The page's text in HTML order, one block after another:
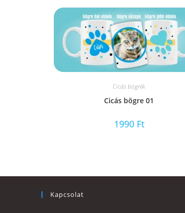
Cicás bögrék
Cicás bögre 01
1990 Ft
Kapcsolat